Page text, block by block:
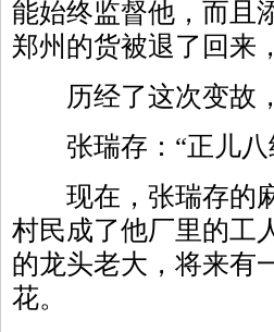
能始终监督他，而且
郑州的货被退了回来
历经了这次变故，
张瑞存：“正儿八
现在，张瑞存的麻
村民成了他厂里的工
的龙头老大，将来有
花。